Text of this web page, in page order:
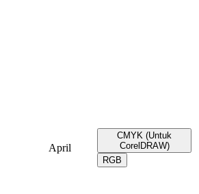
April
CMYK (Untuk
CorelDRAW)
RGB